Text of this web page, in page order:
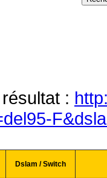
:
Dslam / Switch